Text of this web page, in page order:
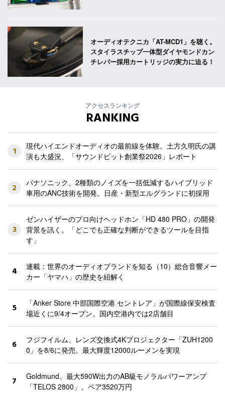
オーディオテクニカ「AT-MCD1」を聴く。
スタイラスチップ一体型ダイヤモンドカン
チレバー採用カートリッジの実力に迫る！
アクセスランキング
RANKING
1
現代ハイエンドオーディオの最前線を体験。土方久明氏の講
演も大盛況、「サウンドピット創業祭2026」レポート
2
パナソニック、2種類のノイズを一括低減するハイブリッド
車用のANC技術を開発。日産・新型エルグランドに初採用
3
ゼンハイザーのプロ向けヘッドホン「HD 480 PRO」の開発
背景を訊く。「どこでも正確な判断ができるツールを目指
す」
4
連載：世界のオーディオブランドを知る（10）総合音響メー
カー「ヤマハ」の歴史を紐解く
5
「Anker Store 中部国際空港 セントレア」が国際線保安検査
場近くに9/4オープン。国内空港内では2店舗目
6
フジフイルム、レンズ交換式4Kプロジェクター「ZUH1200
0」を8/6に発売。最大輝度12000ルーメンを実現
7
Goldmund、最大590W出力のAB級モノラルパワーアンプ
「TELOS 2800」。ペア3520万円